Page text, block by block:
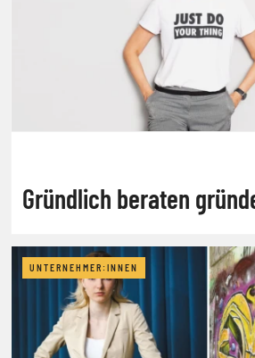
Gründlich beraten
UNTERNEHMER:INNEN